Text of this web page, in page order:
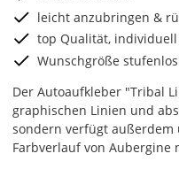
leicht anzubringen &
top Qualität,
Wunschgröße
Der Autoaufkleber "Tribal
graphischen Linien und
sondern verfügt
Farbverlauf von Aubergine